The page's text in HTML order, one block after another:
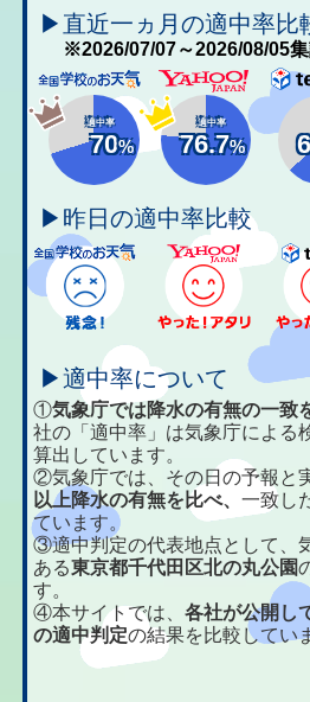
▶直近一ヵ月の適中率比
※2026/07/07～2026/08/05
適中率
70%
適中率
76.7%
▶昨日の適中率比較
▶適中率について
①気象庁では降水の有無の一致
社の「適中率」は気象庁による
算出しています。
②気象庁では、その日の予報と
以上降水の有無を比べ、一致し
ています。
③適中判定の代表地点として、
ある東京都千代田区北の丸公園
す。
④本サイトでは、各社が公開し
の適中判定の結果を比較してい